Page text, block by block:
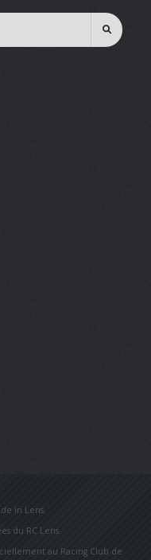
in Lens.
du RC Lens.
au Racing Club de